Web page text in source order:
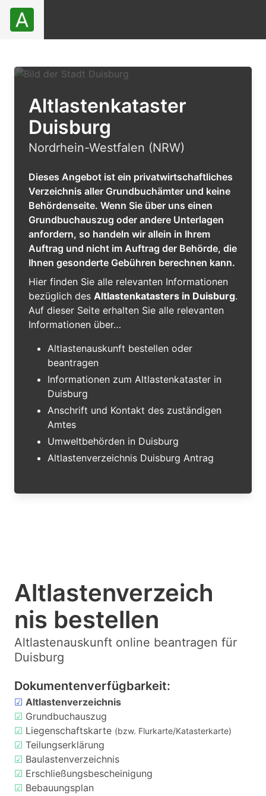
Altlastenkataster
Duisburg
Nordrhein-Westfalen (NRW)
Dieses Angebot ist ein privatwirtschaftliches
Verzeichnis aller Grundbuchämter und keine
Behördenseite. Wenn Sie über uns einen
Grundbuchauszug oder andere Unterlagen
anfordern, so handeln wir allein in Ihrem
Auftrag und nicht im Auftrag der Behörde, die
Ihnen gesonderte Gebühren berechnen kann.
Hier finden Sie alle relevanten Informationen
bezüglich des Altlastenkatasters in Duisburg.
Auf dieser Seite erhalten Sie alle relevanten
Informationen über…
Altlastenauskunft bestellen oder
beantragen
Informationen zum Altlastenkataster in
Duisburg
Anschrift und Kontakt des zuständigen
Amtes
Umweltbehörden in Duisburg
Altlastenverzeichnis Duisburg Antrag
Altlastenverzeich
nis bestellen
Altlastenauskunft online beantragen für
Duisburg
Dokumentenverfügbarkeit:
☑ Altlastenverzeichnis
☑ Grundbuchauszug
☑ Liegenschaftskarte (bzw. Flurkarte/Katasterkarte)
☑ Teilungserklärung
☑ Baulastenverzeichnis
☑ Erschließungsbescheinigung
☑ Bebauungsplan